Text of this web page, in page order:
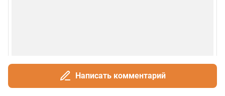
Написать комментарий